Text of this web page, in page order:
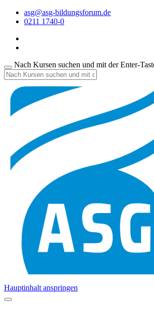
asg@asg-bildungsforum.de
0211 1740-0
Nach Kursen suchen und mit der Enter-
Hauptinhalt anspringen